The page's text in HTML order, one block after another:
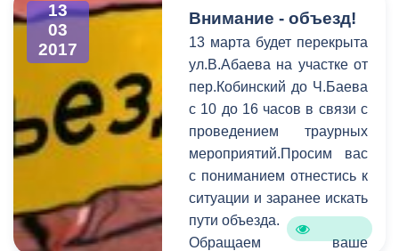
диспетчерская служба.
В период c 6 по 13 марта
на горячую линию единой
дежурно-диспетчерской
службы поступило 122
оперативном порядке
устраняют проблемы в
сфере ЖКХ.
13
03
2017
Внимание - объезд!
13 марта будет перекрыта
ул.В.Абаева на участке от
пер.Кобинский до Ч.Баева
с 10 до 16 часов в связи с
проведением траурных
мероприятий.Просим вас
с пониманием отнестись к
ситуации и заранее искать
пути объезда.
Обращаем ваше